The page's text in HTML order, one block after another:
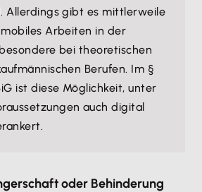
Allerdings gibt es mittlerweile
Arbeiten in der
bei theoretischen
Berufen. Im §
ist diese Möglichkeit, unter
auch digital
oder Behinderung